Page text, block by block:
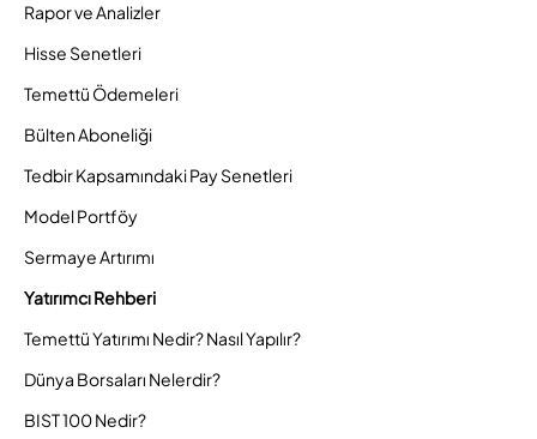
Rapor ve Analizler
Hisse Senetleri
Temettü Ödemeleri
Bülten Aboneliği
Tedbir Kapsamındaki Pay Senetleri
Model Portföy
Sermaye Artırımı
Yatırımcı Rehberi
Temettü Yatırımı Nedir? Nasıl Yapılır?
Dünya Borsaları Nelerdir?
BIST 100 Nedir?